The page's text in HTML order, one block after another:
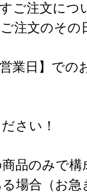
ご注文につ
注文のそ
業日】での
さい！
品のみで構
場合（お急